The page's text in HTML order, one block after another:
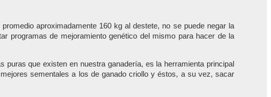
aproximadamente 160 kg al destete, no se puede negar la
programas de mejoramiento genético del mismo para hacer de la
que existen en nuestra ganadería, es la herramienta principal
sementales a los de ganado criollo y éstos, a su vez, sacar